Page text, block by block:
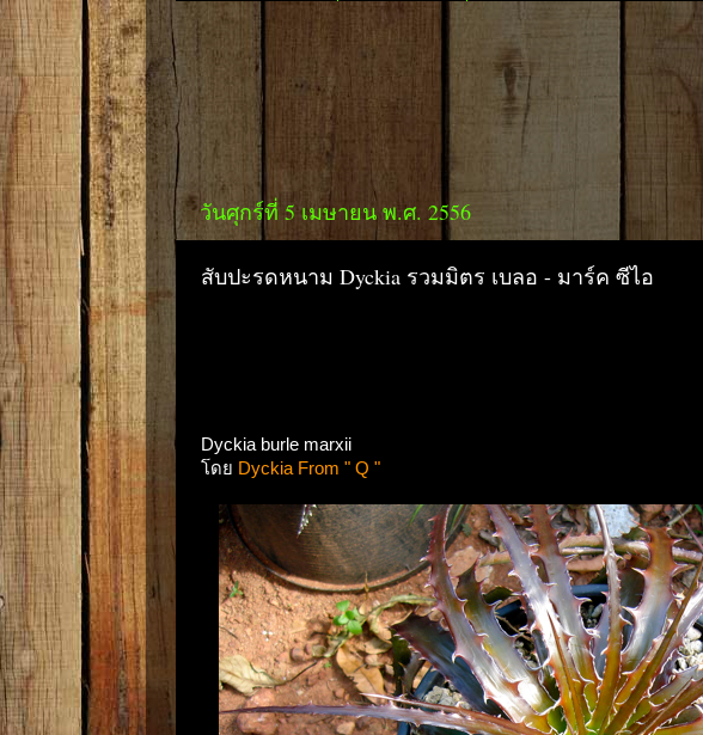
วันศุกร์ที่ 5 เมษายน พ.ศ. 2556
สับปะรดหนาม Dyckia รวมมิตร เบลอ - มาร์ค ซีไอ
Dyckia burle marxii
โดย Dyckia From " Q "